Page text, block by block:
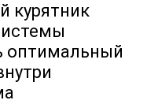
курятник
оптимальный